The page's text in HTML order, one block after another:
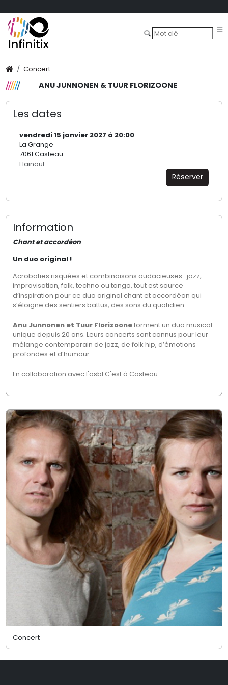
Concert
ANU JUNNONEN & TUUR FLORIZOONE
Les dates
vendredi 15 janvier 2027 à 20:00
La Grange
7061 Casteau
Hainaut
Réserver
Information
Chant et accordéon
Un duo original !
Acrobaties risquées et combinaisons audacieuses : jazz,
improvisation, folk, techno ou tango, tout est source
d’inspiration pour ce duo original chant et accordéon qui
s’éloigne des sentiers battus, des sons du quotidien.
Anu Junnonen et Tuur Florizooneforment un duo musical
unique depuis 20 ans. Leurs concerts sont connus pour leur
mélange contemporain de jazz, de folk hip, d’émotions
profondes et d’humour.
En collaboration avec l'asbl C'est à Casteau
Concert